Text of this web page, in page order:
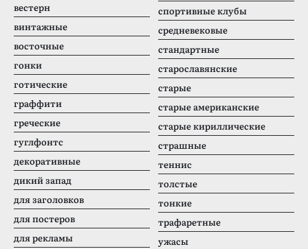
вестерн
винтажные
восточные
гонки
готические
граффити
греческие
гуглфонтс
декоративные
дикий запад
для заголовков
для постеров
для рекламы
спортивные клубы
средневековые
стандартные
старославянские
старые
старые американские
старые кириллические
страшные
теннис
толстые
тонкие
трафаретные
ужасы